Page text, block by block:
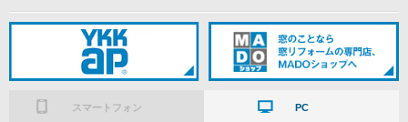
スマートフォン PC